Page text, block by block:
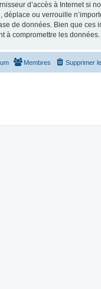
d’accès à Internet si
ou verrouille
de données. Bien que ces
à compromettre les données.
Supprimer
Membres